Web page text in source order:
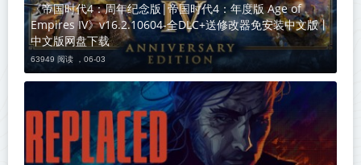
《帝国时代4：周年纪念版|帝国时代4：年度版 Age of
Empires IV》v16.2.10604-全DLC+送修改器免安装中文版丨
中文版网盘下载
63949 阅读 ， 06-03